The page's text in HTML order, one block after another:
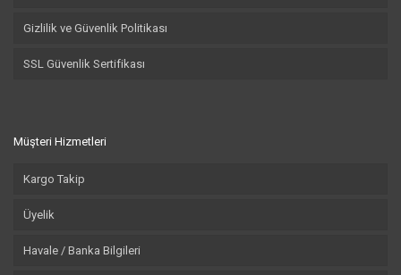
Gizlilik ve Güvenlik Politikası
SSL Güvenlik Sertifikası
Müşteri Hizmetleri
Kargo Takip
Üyelik
Havale / Banka Bilgileri